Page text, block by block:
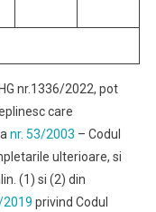
nr.1336/2022, pot
care
nr. 53/2003 – Codul
ulterioare, si
(1) si (2) din
2019 privind Codul